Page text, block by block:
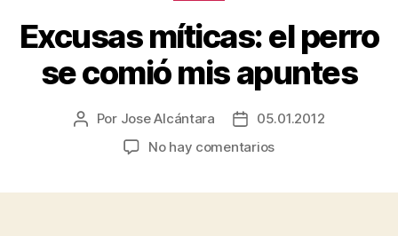
Excusas míticas: el perro
se comió mis apuntes
Autor
Por Jose Alcántara
Fecha05.01.2012
No hay comentariosen